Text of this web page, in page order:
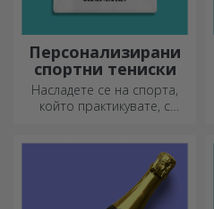
Персонализирани
спортни тениски
Насладете се на спорта,
който практикувате, с
може да се превърне във
вашата любима!